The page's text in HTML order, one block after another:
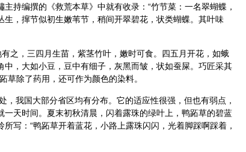
持编撰的《救荒本草》中就有收录：“竹节菜：一名翠蝴蝶，
，撺节似初生嫩苇节，稍间开翠碧花，状类蝴蝶。其叶味
之，三四月生苗，紫茎竹叶，嫩时可食。四五月开花，如蛾
，大如小豆，豆中有细子，灰黑而皱，状如蚕屎。巧匠采其
草除了药用，还可作为颜色的染料。
我国大部分省区均有分布。它的适应性很强，但也有弱点，
天时间。夏末初秋清晨，闪着露珠的绿叶上，鸭跖草的碧蓝
写：“鸭跖草开着蓝花，小路上露珠闪闪，光着脚踩啊踩着，